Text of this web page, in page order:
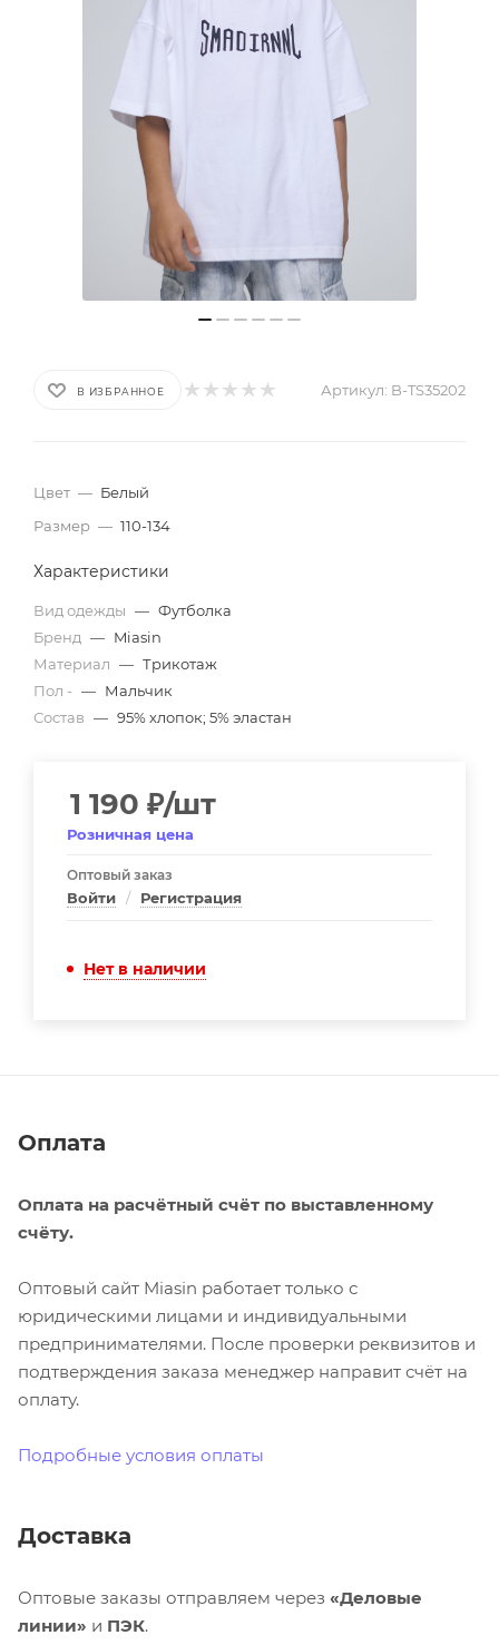
В ИЗБРАННОЕ Артикул: B-TS35202
Цвет — Белый
Размер — 110-134
Характеристики
Вид одежды — Футболка
Бренд — Miasin
Материал — Трикотаж
Пол - — Мальчик
Состав — 95% хлопок; 5% эластан
1 190 ₽/шт
Розничная цена
Оптовый заказ
Войти / Регистрация
Нет в наличии
Оплата
Оплата на расчётный счёт по выставленному
счёту.
Оптовый сайт Miasin работает только с
юридическими лицами и индивидуальными
предпринимателями. После проверки реквизитов и
подтверждения заказа менеджер направит счёт на
оплату.
Подробные условия оплаты
Доставка
Оптовые заказы отправляем через «Деловые
линии» и ПЭК.